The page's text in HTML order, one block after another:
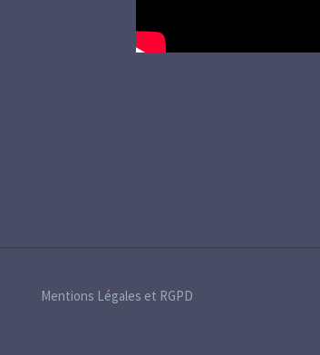
Mentions Légales et RGPD